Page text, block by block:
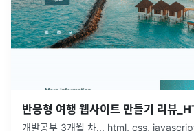
반응형 여행 웹사이트 만들기 리뷰
개발공부 3개월 차... html, css,